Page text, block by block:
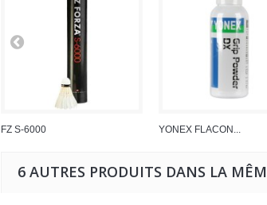
FZ S-6000 YONEX FLACON...
6 AUTRES PRODUITS DANS LA